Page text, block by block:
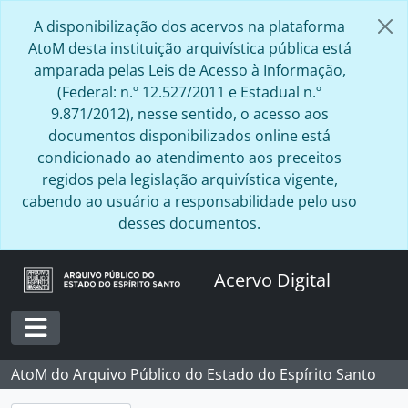
A disponibilização dos acervos na plataforma
AtoM desta instituição arquivística pública está
amparada pelas Leis de Acesso à Informação,
(Federal: n.º 12.527/2011 e Estadual n.º
9.871/2012), nesse sentido, o acesso aos
documentos disponibilizados online está
condicionado ao atendimento aos preceitos
regidos pela legislação arquivística vigente,
cabendo ao usuário a responsabilidade pelo uso
desses documentos.
Acervo Digital
Toggle navigation
AtoM do Arquivo Público do Estado do Espírito Santo
BR ESAPEES JCC.IPAJM - Conselho Diretor IPAJM, 1952 - 1970
[Dossiê] BR ESAPEES JCC.IBES.1 - Posse do Conselho Fiscal do IBES, 1972
BR ESAPEES JCC.DSP - Departamento de Serviço Público, 1952 - 1967